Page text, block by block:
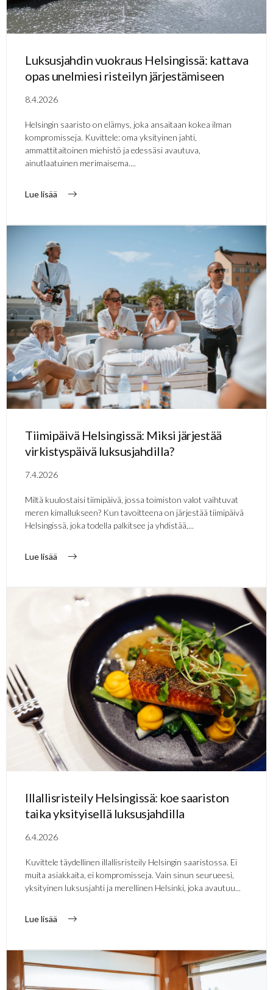
Luksusjahdin vuokraus Helsingissä: kattava
opas unelmiesi risteilyn järjestämiseen
8.4.2026
Helsingin saaristo on elämys, joka ansaitaan kokea ilman
kompromisseja. Kuvittele: oma yksityinen jahti,
ammattitaitoinen miehistö ja edessäsi avautuva,
ainutlaatuinen merimaisema....
Lue lisää
Tiimipäivä Helsingissä: Miksi järjestää
virkistyspäivä luksusjahdilla?
7.4.2026
Miltä kuulostaisi tiimipäivä, jossa toimiston valot vaihtuvat
meren kimallukseen? Kun tavoitteena on järjestää tiimipäivä
Helsingissä, joka todella palkitsee ja yhdistää,...
Lue lisää
Illallisristeily Helsingissä: koe saariston
taika yksityisellä luksusjahdilla
6.4.2026
Kuvittele täydellinen illallisristeily Helsingin saaristossa. Ei
muita asiakkaita, ei kompromisseja. Vain sinun seurueesi,
yksityinen luksusjahti ja merellinen Helsinki, joka avautuu...
Lue lisää